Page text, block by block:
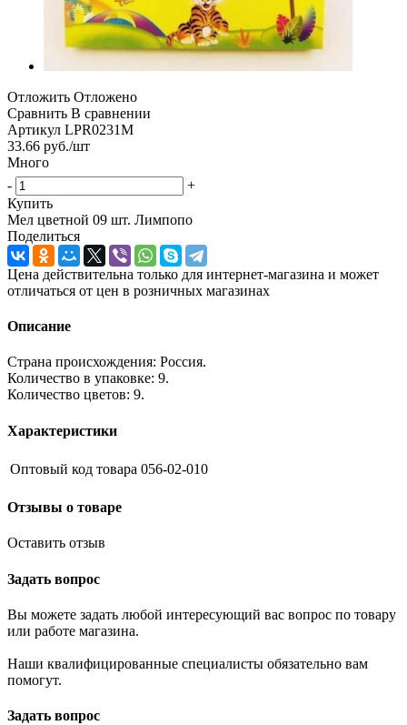
Отложить Отложено
Сравнить В сравнении
Артикул LPR0231М
33.66 руб./шт
Много
-
+
Купить
Мел цветной 09 шт. Лимпопо
Поделиться
Цена действительна только для интернет-магазина и может
отличаться от цен в розничных магазинах
Описание
Страна происхождения: Россия.
Количество в упаковке: 9.
Количество цветов: 9.
Характеристики
Оптовый код товара 056-02-010
Отзывы о товаре
Оставить отзыв
Задать вопрос
Вы можете задать любой интересующий вас вопрос по товару
или работе магазина.
Наши квалифицированные специалисты обязательно вам
помогут.
Задать вопрос